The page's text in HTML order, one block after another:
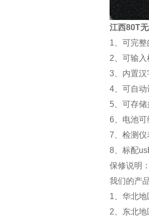
江西80T
1、可完
2、可输
3、内置
4、可自
5、可存
6、电池
7、检测
8、标配
保修说明
我们的产
1、华北
2、东北